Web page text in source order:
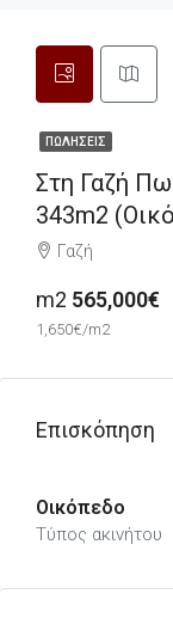
ΠΩΛΉΣΕΙΣ
Στη Γαζή
343m2
Γαζή
m2 565,000€
1,650€/m2
Επισκόπηση
Οικόπεδο
Τύπος ακινήτου